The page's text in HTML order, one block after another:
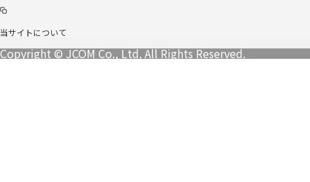
当サイトについて
Copyright © JCOM Co., Ltd. All Rights Reserved.